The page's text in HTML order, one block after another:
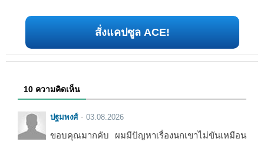
สั่งแคปซูล ACE!
10 ความคิดเห็น
ปฐมพงศ์ 03.08.2026
ขอบคุณมากคับ ผมมีปัญหาเรื่องนกเขาไม่ขันเหมือน